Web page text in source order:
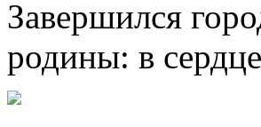
Завершился
родины: в